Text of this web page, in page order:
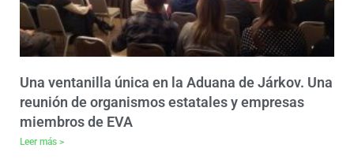
Una ventanilla única en la Aduana de Járkov. Una
reunión de organismos estatales y empresas
miembros de EVA
Leer más >